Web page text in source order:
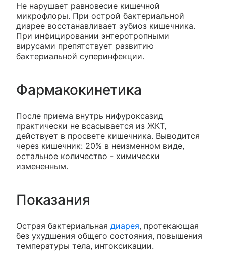
He нарушает равновесие кишечной
микрофлоры. При острой бактериальной
диарее восстанавливает эубиоз кишечника.
При инфицировании энтеротропными
вирусами препятствует развитию
бактериальной суперинфекции.
Фармакокинетика
После приема внутрь нифуроксазид
практически не всасывается из ЖКТ,
действует в просвете кишечника. Выводится
через кишечник: 20% в неизменном виде,
остальное количество - химически
измененным.
Показания
Острая бактериальная диарея, протекающая
без ухудшения общего состояния, повышения
температуры тела, интоксикации.